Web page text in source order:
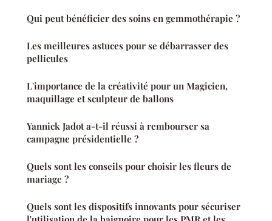
Qui peut bénéficier des soins en gemmothérapie ?
Les meilleures astuces pour se débarrasser des
pellicules
L'importance de la créativité pour un Magicien,
maquillage et sculpteur de ballons
Yannick Jadot a-t-il réussi à rembourser sa
campagne présidentielle ?
Quels sont les conseils pour choisir les fleurs de
mariage ?
Quels sont les dispositifs innovants pour sécuriser